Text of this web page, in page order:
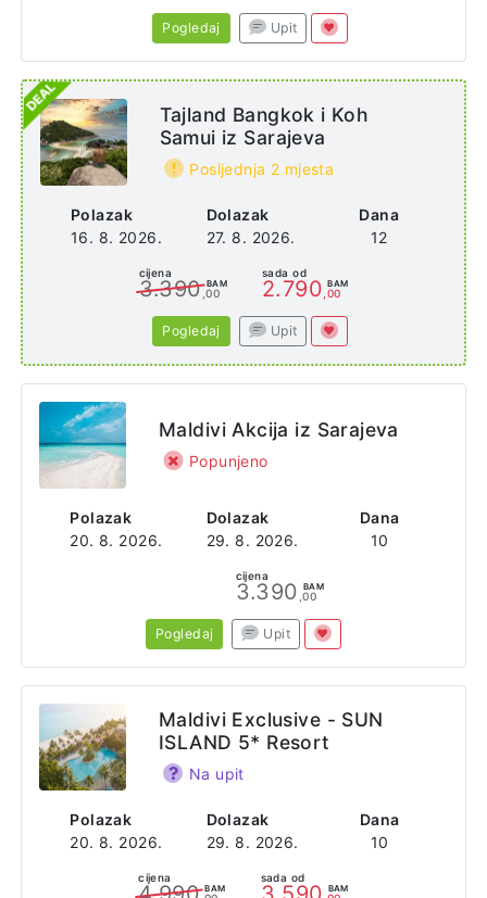
Pogledaj Upit
Polazak
16. 8. 2026.
Dolazak
27. 8. 2026.
Dana
12
Tajland Bangkok i Koh
Samui iz Sarajeva
Posljednja 2 mjesta
cijena
3.390 BAM
,00
sada od
2.790 BAM
,00
Pogledaj Upit
Polazak
20. 8. 2026.
Dolazak
29. 8. 2026.
Dana
10
Maldivi Akcija iz Sarajeva
Popunjeno
cijena
3.390 BAM
,00
Pogledaj Upit
Polazak
20. 8. 2026.
Dolazak
29. 8. 2026.
Dana
10
Maldivi Exclusive - SUN
ISLAND 5* Resort
Na upit
cijena
BAM
sada od
BAM